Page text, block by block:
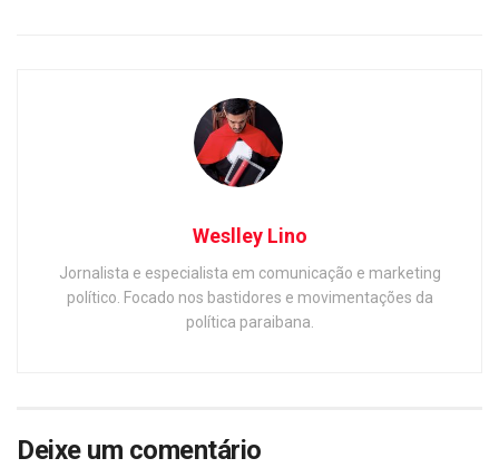
Weslley Lino
Jornalista e especialista em comunicação e marketing
político. Focado nos bastidores e movimentações da
política paraibana.
Deixe um comentário